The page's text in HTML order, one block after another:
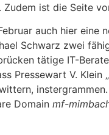
ist die Seite
auch hier eine
Schwarz zwei
tätige IT-
Pressewart V. Klein
Domain mf-